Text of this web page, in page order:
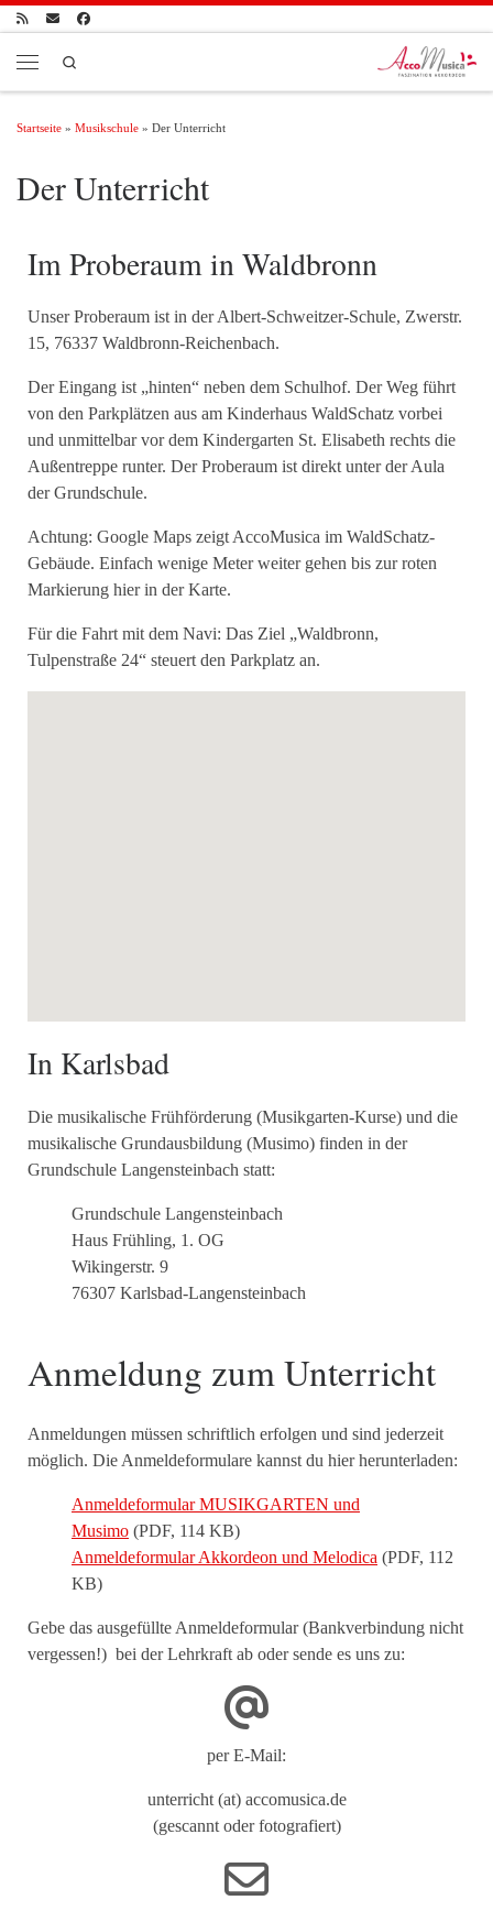
Zum Inhalt springen
Startseite » Musikschule » Der Unterricht
Der Unterricht
Im Proberaum in Waldbronn
Unser Proberaum ist in der Albert-Schweitzer-Schule, Zwerstr.
15, 76337 Waldbronn-Reichenbach.
Der Eingang ist „hinten“ neben dem Schulhof. Der Weg führt
von den Parkplätzen aus am Kinderhaus WaldSchatz vorbei
und unmittelbar vor dem Kindergarten St. Elisabeth rechts die
Außentreppe runter. Der Proberaum ist direkt unter der Aula
der Grundschule.
Achtung: Google Maps zeigt AccoMusica im WaldSchatz-
Gebäude. Einfach wenige Meter weiter gehen bis zur roten
Markierung hier in der Karte.
Für die Fahrt mit dem Navi: Das Ziel „Waldbronn,
Tulpenstraße 24“ steuert den Parkplatz an.
In Karlsbad
Die musikalische Frühförderung (Musikgarten-Kurse) und die
musikalische Grundausbildung (Musimo) finden in der
Grundschule Langensteinbach statt:
Grundschule Langensteinbach
Haus Frühling, 1. OG
Wikingerstr. 9
76307 Karlsbad-Langensteinbach
Anmeldung zum Unterricht
Anmeldungen müssen schriftlich erfolgen und sind jederzeit
möglich. Die Anmeldeformulare kannst du hier herunterladen:
Anmeldeformular MUSIKGARTEN und
Musimo (PDF, 114 KB)
Anmeldeformular Akkordeon und Melodica (PDF, 112
KB)
Gebe das ausgefüllte Anmeldeformular (Bankverbindung nicht
vergessen!) bei der Lehrkraft ab oder sende es uns zu:
per E-Mail:
unterricht (at) accomusica.de
(gescannt oder fotografiert)